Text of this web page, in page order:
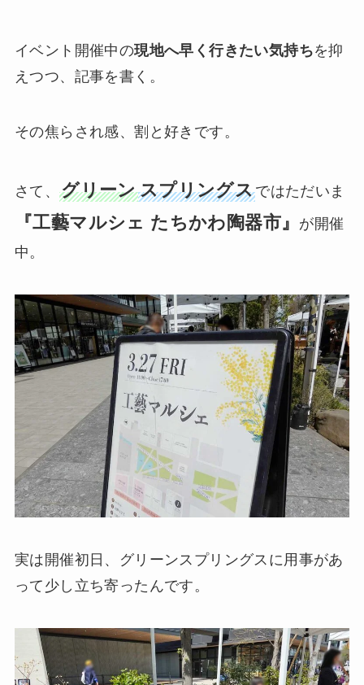
イベント開催中の現地へ早く行きたい気持ちを抑
えつつ、記事を書く。
その焦らされ感、割と好きです。
さて、グリーンスプリングスではただいま
『工藝マルシェ たちかわ陶器市』
が開催
中。
実は開催初日、グリーンスプリングスに用事があ
って少し立ち寄ったんです。